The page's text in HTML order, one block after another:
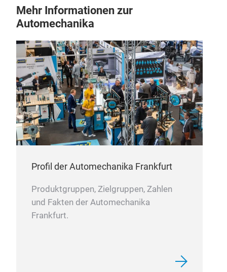
Mehr Informationen zur
Automechanika
Profil der Automechanika Frankfurt
Produktgruppen, Zielgruppen, Zahlen
und Fakten der Automechanika
Frankfurt.